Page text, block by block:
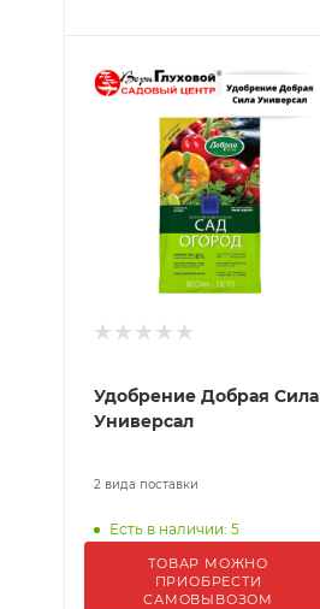
Удобрение Добрая Сила
Универсал
2 вида поставки
Есть в наличии: 5
ТОВАР МОЖНО
ПРИОБРЕСТИ
САМОВЫВОЗОМ